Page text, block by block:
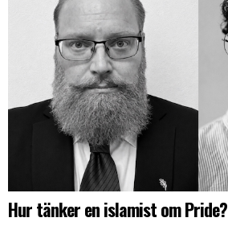
Hur tänker en islamist om Pride?